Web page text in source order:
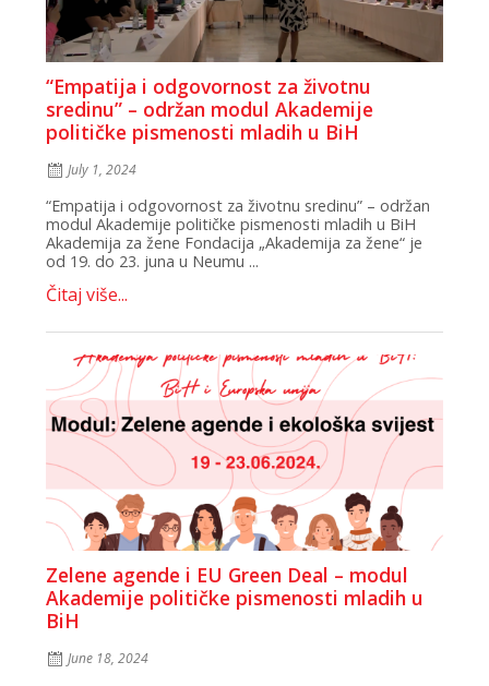
“Empatija i odgovornost za životnu
sredinu” – održan modul Akademije
političke pismenosti mladih u BiH
July 1, 2024
“Empatija i odgovornost za životnu sredinu” – održan
modul Akademije političke pismenosti mladih u BiH
Akademija za žene Fondacija „Akademija za žene“ je
od 19. do 23. juna u Neumu ...
Čitaj više...
Zelene agende i EU Green Deal – modul
Akademije političke pismenosti mladih u
BiH
June 18, 2024